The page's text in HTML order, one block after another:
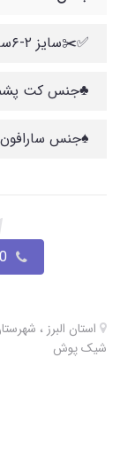
✅✂️سایز ۲-۶سال تک رنگه
♣️جنس کت
♠️جنس
استان البرز ،
شیک پوش